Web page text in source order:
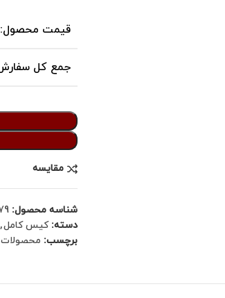
قیمت محصول:
جمع کل
مقایسه
شناسه محصول: 1
دسته: کیس کامل,
برچسب: محصولات